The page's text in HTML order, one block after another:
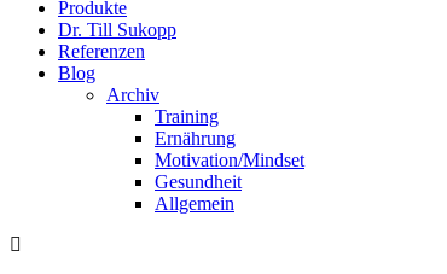
Produkte
Dr. Till Sukopp
Referenzen
Blog
Archiv
Training
Ernährung
Motivation/Mindset
Gesundheit
Allgemein